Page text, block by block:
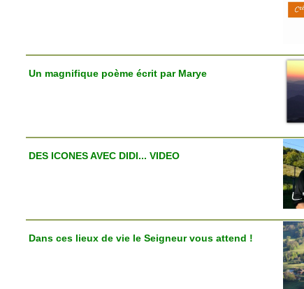
Un magnifique poème écrit par Marye
DES ICONES AVEC DIDI... VIDEO
Dans ces lieux de vie le Seigneur vous attend !